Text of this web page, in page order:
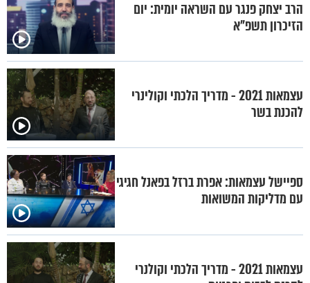
הרב יצחק פנגר עם השראה יומית: יום
הזיכרון תשפ"א
עצמאות 2021 - מדריך הלכתי וקולינרי
להכנת בשר
ספיישל עצמאות: אפרת ברזל בפאנל חגיגי
עם מדליקות המשואות
עצמאות 2021 - מדריך הלכתי וקולנרי